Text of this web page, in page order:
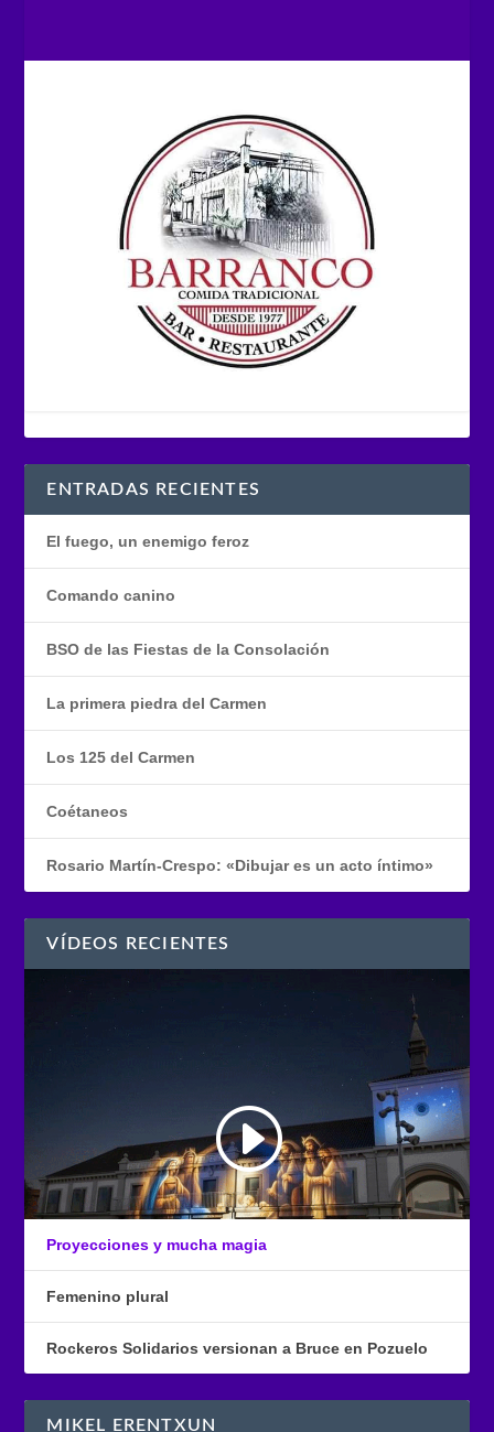
ENTRADAS RECIENTES
El fuego, un enemigo feroz
Comando canino
BSO de las Fiestas de la Consolación
La primera piedra del Carmen
Los 125 del Carmen
Coétaneos
Rosario Martín-Crespo: «Dibujar es un acto íntimo»
VÍDEOS RECIENTES
Proyecciones y mucha magia
Femenino plural
Rockeros Solidarios versionan a Bruce en Pozuelo
MIKEL ERENTXUN